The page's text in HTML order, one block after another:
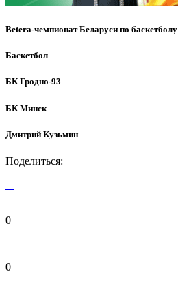
Betera-чемпионат Беларуси по баскетболу
Баскетбол
БК Гродно-93
БК Минск
Дмитрий Кузьмин
Поделиться:
0
0